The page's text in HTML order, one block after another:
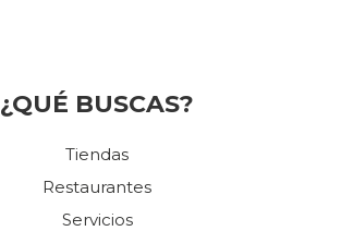
¿QUÉ BUSCAS?
Tiendas
Restaurantes
Servicios